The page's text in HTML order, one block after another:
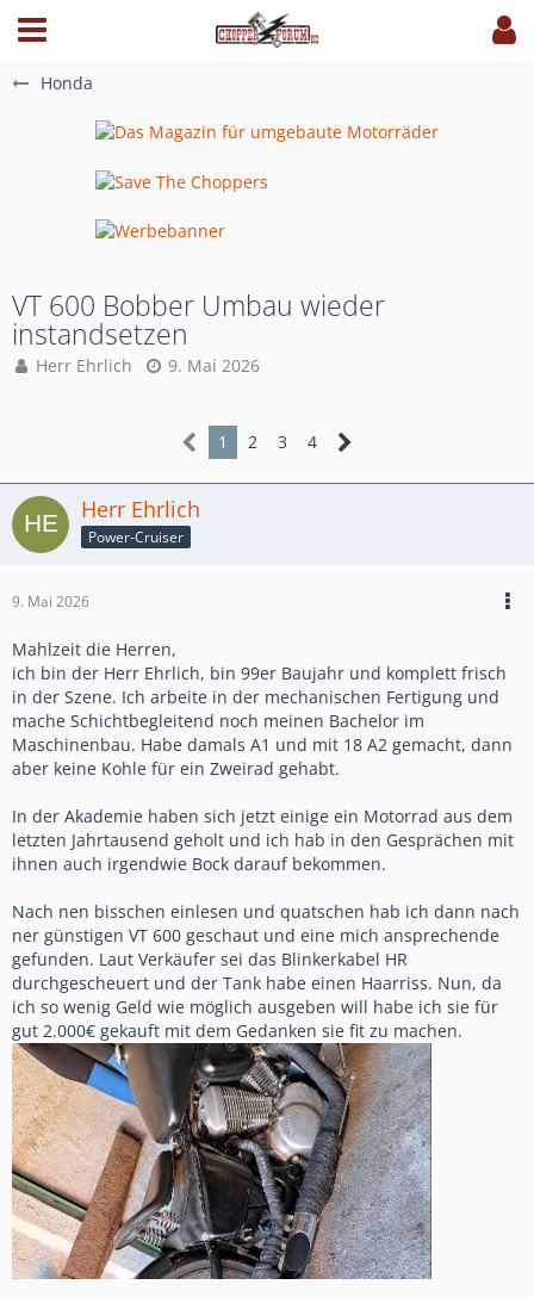
Honda
VT 600 Bobber Umbau wieder
instandsetzen
Herr Ehrlich 9. Mai 2026
1 2 3 4
Herr Ehrlich
Power-Cruiser
9. Mai 2026
Mahlzeit die Herren,
ich bin der Herr Ehrlich, bin 99er Baujahr und komplett frisch
in der Szene. Ich arbeite in der mechanischen Fertigung und
mache Schichtbegleitend noch meinen Bachelor im
Maschinenbau. Habe damals A1 und mit 18 A2 gemacht, dann
aber keine Kohle für ein Zweirad gehabt.
In der Akademie haben sich jetzt einige ein Motorrad aus dem
letzten Jahrtausend geholt und ich hab in den Gesprächen mit
ihnen auch irgendwie Bock darauf bekommen.
Nach nen bisschen einlesen und quatschen hab ich dann nach
ner günstigen VT 600 geschaut und eine mich ansprechende
gefunden. Laut Verkäufer sei das Blinkerkabel HR
durchgescheuert und der Tank habe einen Haarriss. Nun, da
ich so wenig Geld wie möglich ausgeben will habe ich sie für
gut 2.000€ gekauft mit dem Gedanken sie fit zu machen.